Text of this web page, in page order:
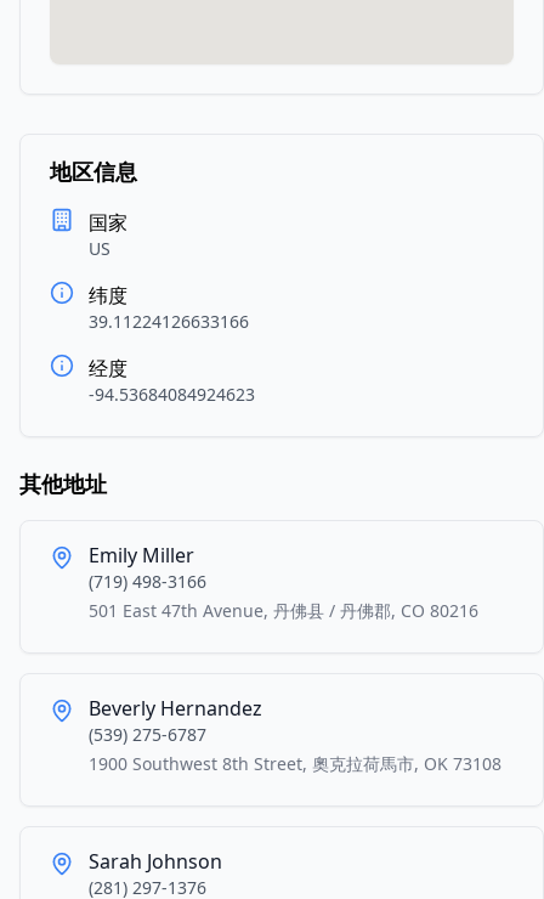
地区信息
国家
US
纬度
39.11224126633166
经度
-94.53684084924623
其他地址
Emily Miller
(719) 498-3166
501 East 47th Avenue, 丹佛县 / 丹佛郡, CO 80216
Beverly Hernandez
(539) 275-6787
1900 Southwest 8th Street, 奧克拉荷馬市, OK 73108
Sarah Johnson
(281) 297-1376